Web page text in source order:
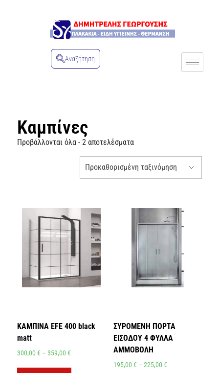
Αναζήτηση
Καμπίνες
Προβάλλονται όλα - 2 αποτελέσματα
ΚΑΜΠΙΝΑ EFE 400 black
matt
300,00 € – 359,00 €
ΣΥΡΟΜΕΝΗ ΠΟΡΤΑ
ΕΙΣΟΔΟΥ 4 ΦΥΛΛΑ
ΑΜΜΟΒΟΛΗ
195,00 € – 225,00 €